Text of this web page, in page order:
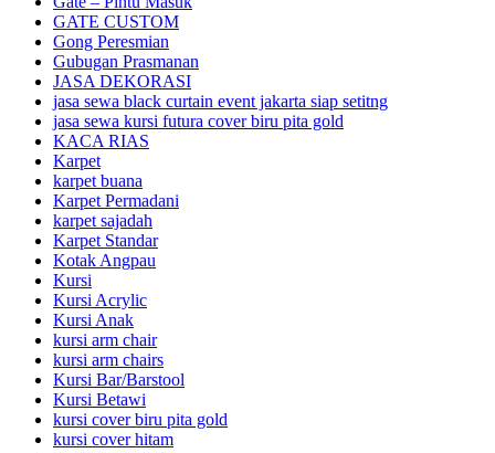
GATE CUSTOM
Gong Peresmian
Gubugan Prasmanan
JASA DEKORASI
jasa sewa black curtain event jakarta siap setitng
jasa sewa kursi futura cover biru pita gold
KACA RIAS
Karpet
karpet buana
Karpet Permadani
karpet sajadah
Karpet Standar
Kotak Angpau
Kursi
Kursi Acrylic
Kursi Anak
kursi arm chair
kursi arm chairs
Kursi Bar/Barstool
Kursi Betawi
kursi cover biru pita gold
kursi cover hitam